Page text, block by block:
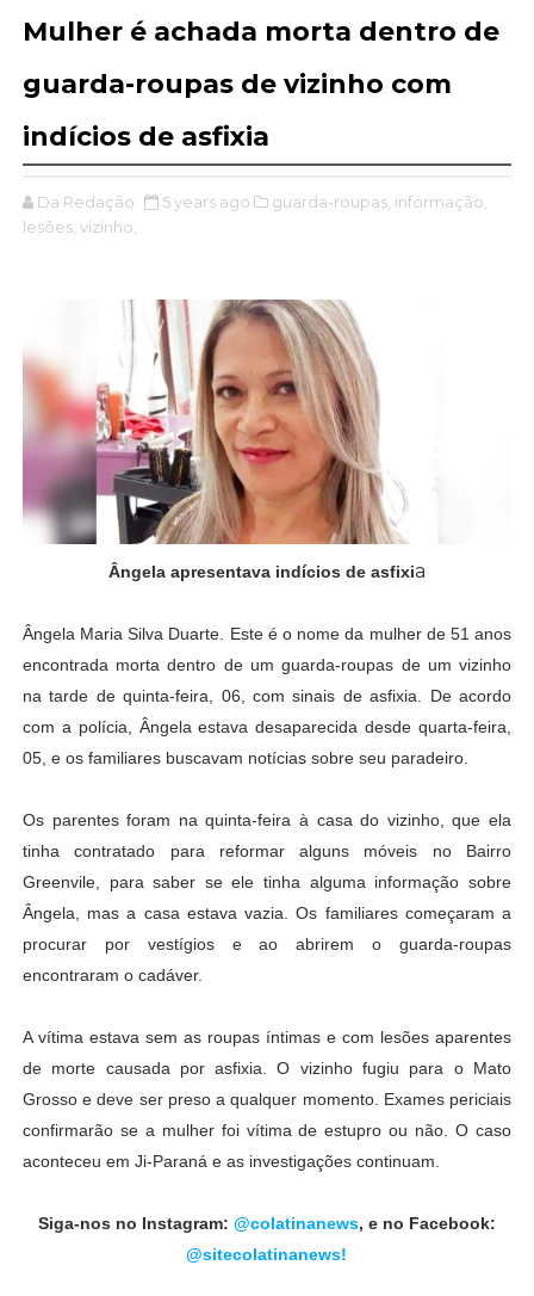
Mulher é achada morta dentro de
guarda-roupas de vizinho com
indícios de asfixia
Da Redação 5 years ago guarda-roupas, informação,
lesões, vizinho,
Ângela apresentava indícios de asfixia
Ângela Maria Silva Duarte. Este é o nome da mulher de 51 anos
encontrada morta dentro de um guarda-roupas de um vizinho
na tarde de quinta-feira, 06, com sinais de asfixia. De acordo
com a polícia, Ângela estava desaparecida desde quarta-feira,
05, e os familiares buscavam notícias sobre seu paradeiro.
Os parentes foram na quinta-feira à casa do vizinho, que ela
tinha contratado para reformar alguns móveis no Bairro
Greenvile, para saber se ele tinha alguma informação sobre
Ângela, mas a casa estava vazia. Os familiares começaram a
procurar por vestígios e ao abrirem o guarda-roupas
encontraram o cadáver.
A vítima estava sem as roupas íntimas e com lesões aparentes
de morte causada por asfixia. O vizinho fugiu para o Mato
Grosso e deve ser preso a qualquer momento. Exames periciais
confirmarão se a mulher foi vítima de estupro ou não. O caso
aconteceu em Ji-Paraná e as investigações continuam.
Siga-nos no Instagram: @colatinanews, e no Facebook:
@sitecolatinanews!